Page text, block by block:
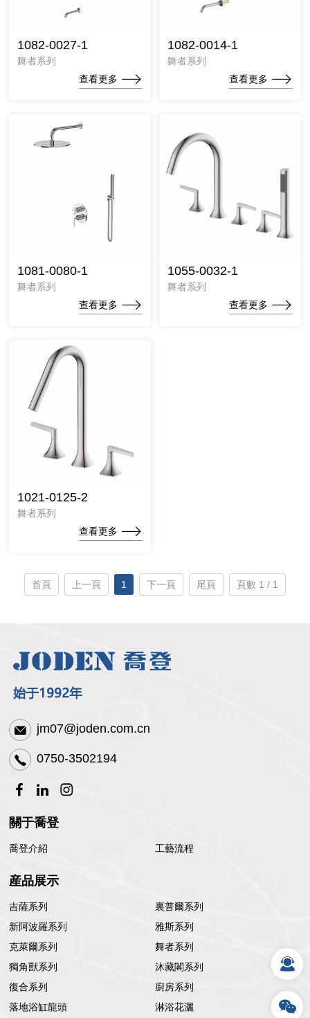
1082-0027-1
舞者系列
查看更多
1082-0014-1
舞者系列
查看更多
1081-0080-1
舞者系列
查看更多
1055-0032-1
舞者系列
查看更多
1021-0125-2
舞者系列
查看更多
首頁 上一頁 1 下一頁 尾頁 頁數 1 / 1
jm07@joden.com.cn
0750-3502194
關于喬登
喬登介紹 工藝流程
産品展示
吉薩系列
裏普爾系列
新阿波羅系列
雅斯系列
克萊爾系列
舞者系列
獨角獸系列
沐藏閣系列
復合系列
廚房系列
落地浴缸龍頭
淋浴花灑